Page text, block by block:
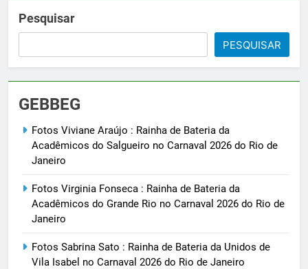
Pesquisar
PESQUISAR
GEBBEG
Fotos Viviane Araújo : Rainha de Bateria da
Acadêmicos do Salgueiro no Carnaval 2026 do Rio de
Janeiro
Fotos Virginia Fonseca : Rainha de Bateria da
Acadêmicos do Grande Rio no Carnaval 2026 do Rio de
Janeiro
Fotos Sabrina Sato : Rainha de Bateria da Unidos de
Vila Isabel no Carnaval 2026 do Rio de Janeiro